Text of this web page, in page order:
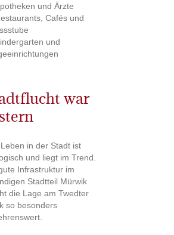
und Ärzte
Cafés und
und
war
in der Stadt ist
und liegt im Trend.
Infrastruktur im
Stadtteil Mürwik
die Lage am Twedter
so besonders